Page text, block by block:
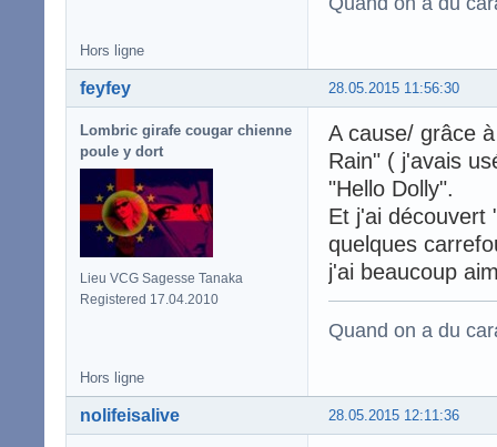
Hors ligne
28.05.2015 11:56:30
feyfey
Lombric girafe cougar chienne
poule y dort
Lieu VCG Sagesse Tanaka
Registered 17.04.2010
A cause/ grâce
Rain" ( j'avais
"Hello Dolly".
Et j'ai découvert
quelques
j'ai beaucoup
Quand on a du
Hors ligne
28.05.2015 12:11:36
nolifeisalive